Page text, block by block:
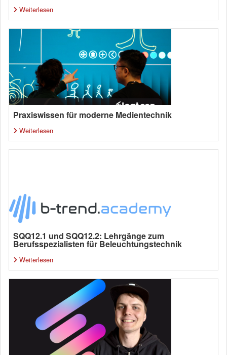
Weiterlesen
Praxiswissen für moderne Medientechnik
Weiterlesen
SQQ12.1 und SQQ12.2: Lehrgänge zum
Berufsspezialisten für Beleuchtungstechnik
Weiterlesen